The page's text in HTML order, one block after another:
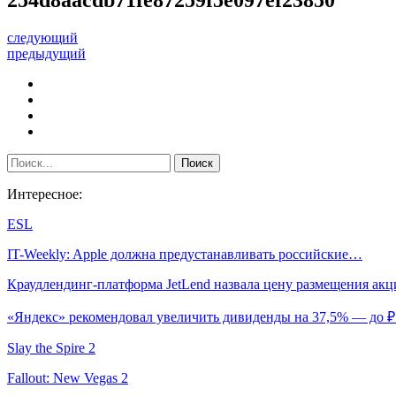
следующий
предыдущий
Интересное:
ESL
IT-Weekly: Apple должна предустанавливать российские…
Краудлендинг-платформа JetLend назвала цену размещения
«Яндекс» рекомендовал увеличить дивиденды на 37,5% — до
Slay the Spire 2
Fallout: New Vegas 2